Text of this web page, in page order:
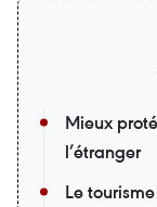
Mieux
l’étranger
Le